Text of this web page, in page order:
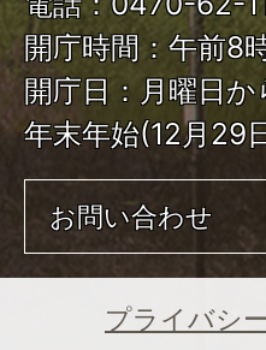
開庁時間：午前8
開庁日：月曜日
年末年始(12月29
お問い合わせ
プライバシ